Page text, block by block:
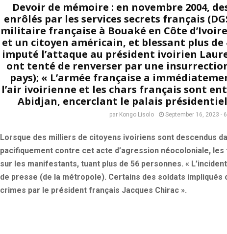
Devoir de mémoire : en novembre 2004,
enrôlés par les services secrets français
militaire française à Bouaké en Côte
et un citoyen américain, et blessant plus
imputé l’attaque au président ivoirien
ont tenté de renverser par une
pays); « L’armée française a
l’air ivoirienne et les chars français sont
Abidjan, encerclant le palais
par Kongo Lisolo September 16, 2023 -
Lorsque des milliers de citoyens ivoiriens sont descendus
pacifiquement contre cet acte d’agression néocoloniale,
sur les manifestants, tuant plus de 56 personnes. «
de presse (de la métropole). Certains des soldats
crimes par le président français Jacques Chirac ».